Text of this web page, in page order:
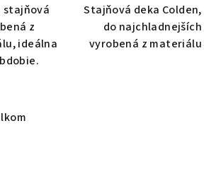
stajňová
z
ideálna
Stajňová deka
do
vyrobená z materiálu